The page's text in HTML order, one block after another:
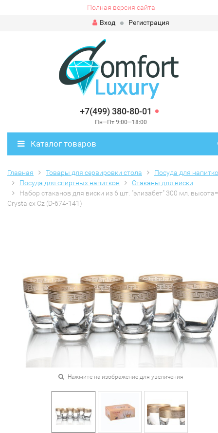
Полная версия сайта
Вход
Регистрация
+7(499) 380-80-01
Пн—Пт 9:00—18:00
Каталог товаров
Главная Товары для сервировки стола
Посуда для
Посуда для спиртных напитков
Стаканы для виски
Набор стаканов для виски из 6 шт. "элизабет" 300 мл.
Crystalex Cz (D-674-141)
Нажмите на изображение для увеличения